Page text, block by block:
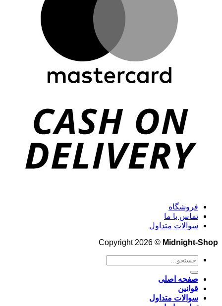
فروشگاه
تماس با ما
سوالات متداول
Copyright 2026 © Midnight-Shop
جستجو
صفحه اصلی
قوانین
سوالات متداول